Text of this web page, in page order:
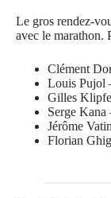
Le gros rendez-
avec le marathon.
Clément
Louis Pujol
Gilles
Serge
Jérôme
Florian